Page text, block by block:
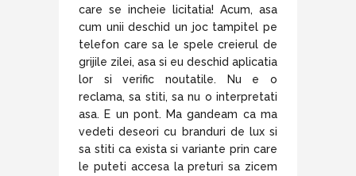
care se incheie licitatia! Acum, asa
cum unii deschid un joc tampitel pe
telefon care sa le spele creierul de
grijile zilei, asa si eu deschid aplicatia
lor si verific noutatile. Nu e o
reclama, sa stiti, sa nu o interpretati
asa. E un pont. Ma gandeam ca ma
vedeti deseori cu branduri de lux si
sa stiti ca exista si variante prin care
le puteti accesa la preturi sa zicem